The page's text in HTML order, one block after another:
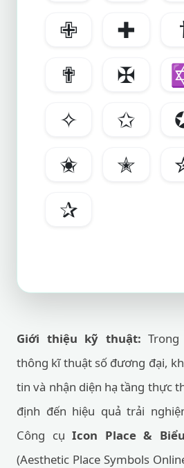
✙
✚
✟
✠
✧
✩
✬
✭
✰
Giới thiệu kỹ thuật:
thông kĩ thuật số đương đại,
tin và nhận diện hạ tầng thực
định đến hiệu quả trải
Công cụ Icon Place &
(Aesthetic Place Symbols